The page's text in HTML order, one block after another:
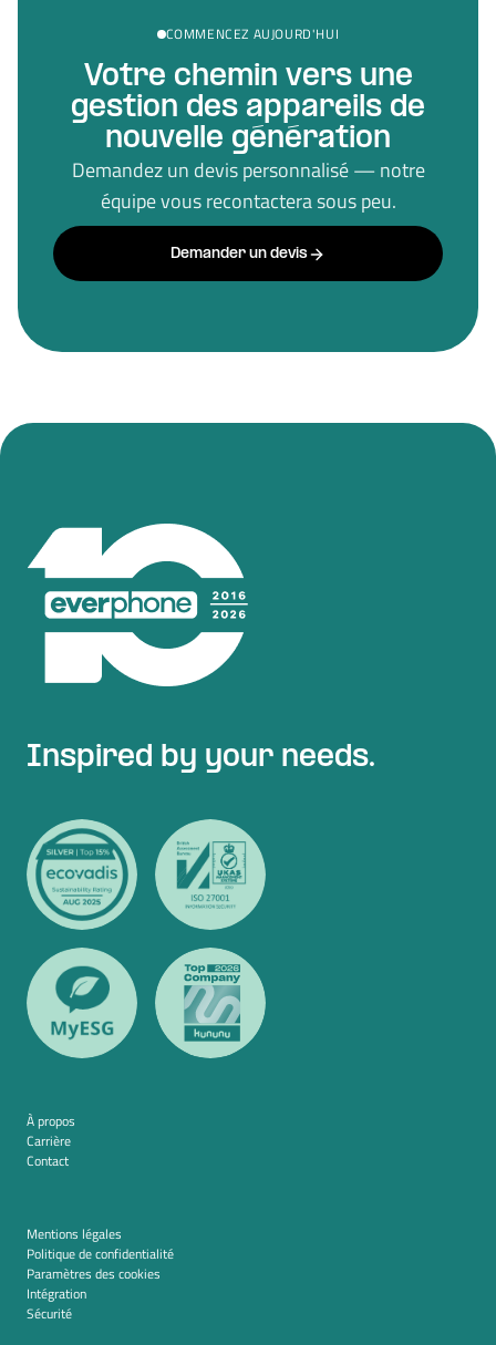
COMMENCEZ AUJOURD'HUI
Votre chemin vers une
gestion des appareils de
nouvelle génération
Demandez un devis personnalisé — notre
équipe vous recontactera sous peu.
Demander un devis
Inspired by your needs.
À propos
Carrière
Contact
Mentions légales
Politique de confidentialité
Paramètres des cookies
Intégration
Sécurité